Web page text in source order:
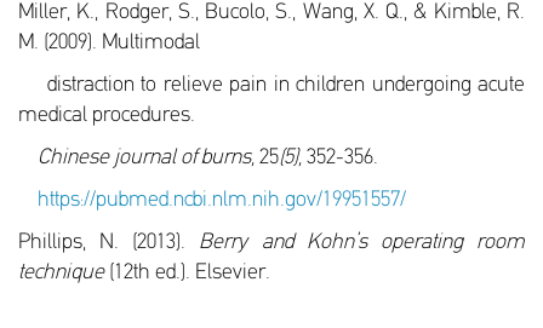
Miller, K., Rodger, S., Bucolo, S., Wang, X. Q., & Kimble, R.
M. (2009). Multimodal
distraction to relieve pain in children undergoing acute
medical procedures.
Chinese journal of burns, 25(5), 352-356.
https://pubmed.ncbi.nlm.nih.gov/19951557/
Phillips, N. (2013). Berry and Kohn’s operating room
technique (12th ed.). Elsevier.